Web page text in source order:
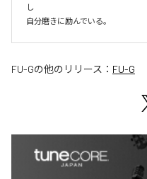
し
自分磨きに励んでいる。
FU-Gの他のリリース： FU-G